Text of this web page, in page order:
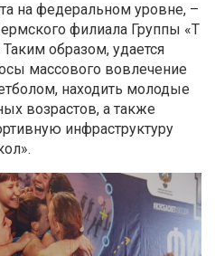
на федеральном уровне, –
филиала Группы «Т
образом, удается
массового вовлечение
находить молодые
возрастов, а также
инфраструктуру